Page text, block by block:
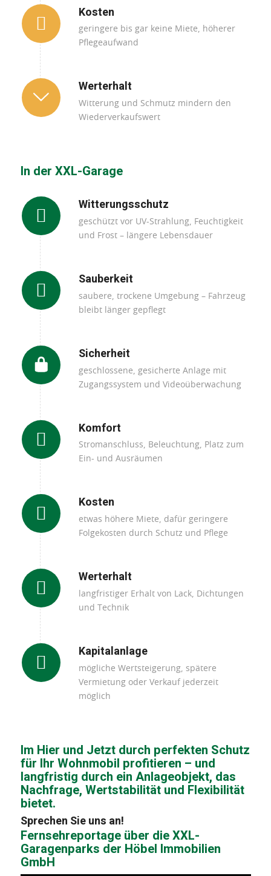
Kosten
geringere bis gar keine Miete, höherer
Pflegeaufwand
Werterhalt
Witterung und Schmutz mindern den
Wiederverkaufswert
In der XXL-Garage
Witterungsschutz
geschützt vor UV-Strahlung, Feuchtigkeit
und Frost – längere Lebensdauer
Sauberkeit
saubere, trockene Umgebung – Fahrzeug
bleibt länger gepflegt
Sicherheit
geschlossene, gesicherte Anlage mit
Zugangssystem und Videoüberwachung
Komfort
Stromanschluss, Beleuchtung, Platz zum
Ein- und Ausräumen
Kosten
etwas höhere Miete, dafür geringere
Folgekosten durch Schutz und Pflege
Werterhalt
langfristiger Erhalt von Lack, Dichtungen
und Technik
Kapitalanlage
mögliche Wertsteigerung, spätere
Vermietung oder Verkauf jederzeit
möglich
Im Hier und Jetzt durch perfekten Schutz
für Ihr Wohnmobil profitieren – und
langfristig durch ein Anlageobjekt, das
Nachfrage, Wertstabilität und Flexibilität
bietet.
Sprechen Sie uns an!
Fernsehreportage über die XXL-
Garagenparks der Höbel Immobilien
GmbH